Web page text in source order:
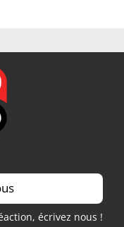
écrivez nous !